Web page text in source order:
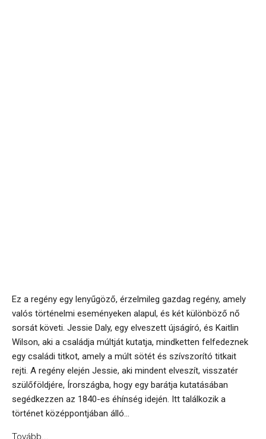
Ez a regény egy lenyűgöző, érzelmileg gazdag regény, amely
valós történelmi eseményeken alapul, és két különböző nő
sorsát követi. Jessie Daly, egy elveszett újságíró, és Kaitlin
Wilson, aki a családja múltját kutatja, mindketten felfedeznek
egy családi titkot, amely a múlt sötét és szívszorító titkait
rejti. A regény elején Jessie, aki mindent elveszít, visszatér
szülőföldjére, Írországba, hogy egy barátja kutatásában
segédkezzen az 1840-es éhínség idején. Itt találkozik a
történet középpontjában álló...